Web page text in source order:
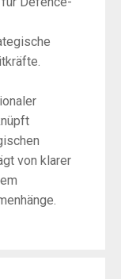
von klarer